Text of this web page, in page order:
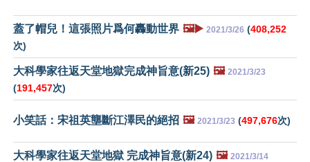
蓋了帽兒！這張照片爲何轟動世界 🖼️▶️ 2021/3/26 (408,252
次)
大科學家往返天堂地獄完成神旨意(新25) 🖼️ 2021/3/23
(191,457次)
小笑話：宋祖英壟斷江澤民的絕招 🖼️ 2021/3/23 (497,676次)
大科學家往返天堂地獄 完成神旨意(新24) 🖼️ 2021/3/14